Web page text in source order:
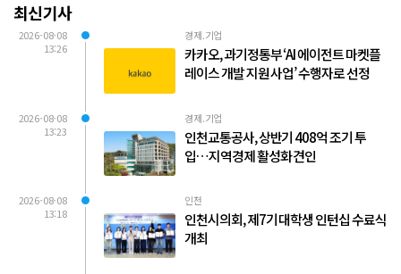
최신기사
2026-08-08
13:26
경제.기업
카카오, 과기정통부 ‘AI 에이전트 마켓플
레이스 개발 지원 사업’ 수행자로 선정
2026-08-08
13:23
경제.기업
인천교통공사, 상반기 408억 조기 투
입…지역경제 활성화 견인
2026-08-08
13:18
인천
인천시의회, 제7기 대학생 인턴십 수료식
개최